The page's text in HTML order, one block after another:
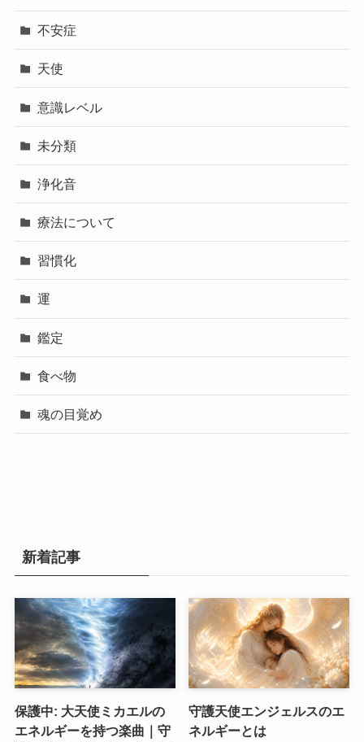
不安症
天使
意識レベル
未分類
浄化音
療法について
習慣化
運
鑑定
食べ物
魂の目覚め
新着記事
保護中: 大天使ミカエルの
エネルギーを持つ楽曲｜守
守護天使エンジェルスのエ
ネルギーとは